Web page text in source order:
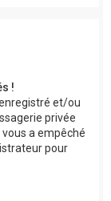
!
enregistré et/ou
privée
a empêché
pour